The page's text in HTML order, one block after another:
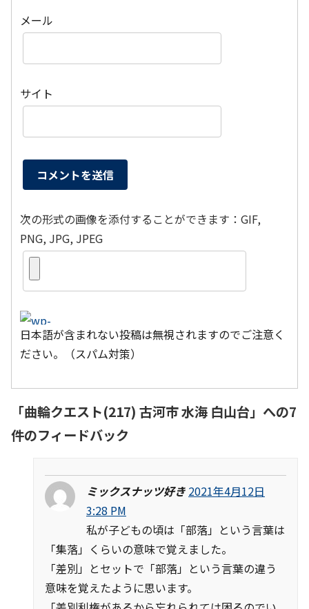
メール
サイト
次の形式の画像を添付することができます：GIF,
PNG, JPG, JPEG
日本語が含まれない投稿は無視されますのでご注意く
ださい。（スパム対策）
「曲輪クエスト(217) 古河市 水海 白山台」への7
件のフィードバック
ミックスナッツ好き 2021年4月12日
3:28 PM
私が子どもの頃は「部落」という言葉は
「集落」くらいの意味で覚えました。
「差別」とセットで「部落」という言葉の違う
意味を覚えたように思います。